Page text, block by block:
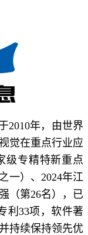
2010年，由世界
觉在重点行业应
级专精特新重点
一）、2024年江
（第26名），已
利33项，软件著
持续保持领先优